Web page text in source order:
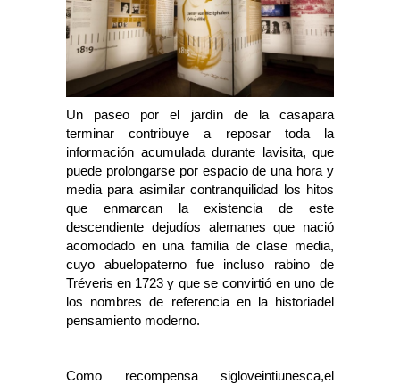
Un paseo por el jardín de la casapara
terminar contribuye a reposar toda la
información acumulada durante lavisita, que
puede prolongarse por espacio de una hora y
media para asimilar contranquilidad los hitos
que enmarcan la existencia de este
descendiente dejudíos alemanes que nació
acomodado en una familia de clase media,
cuyo abuelopaterno fue incluso rabino de
Tréveris en 1723 y que se convirtió en uno de
los nombres de referencia en la historiadel
pensamiento moderno.
Como recompensa sigloveintiunesca,el